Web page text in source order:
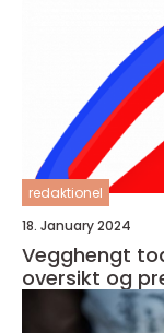
redaktionel
18. January 2024
Vegghengt
oversikt og